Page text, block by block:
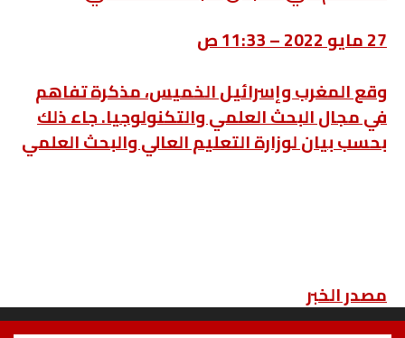
27 مايو 2022 – 11:33 ص
وقع المغرب وإسرائيل الخميس، مذكرة تفاهم
في مجال البحث العلمي والتكنولوجيا. جاء ذلك
بحسب بيان لوزارة التعليم العالي والبحث العلمي
مصدر الخبر